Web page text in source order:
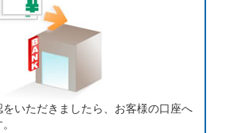
いただきましたら、お客様の口座へ